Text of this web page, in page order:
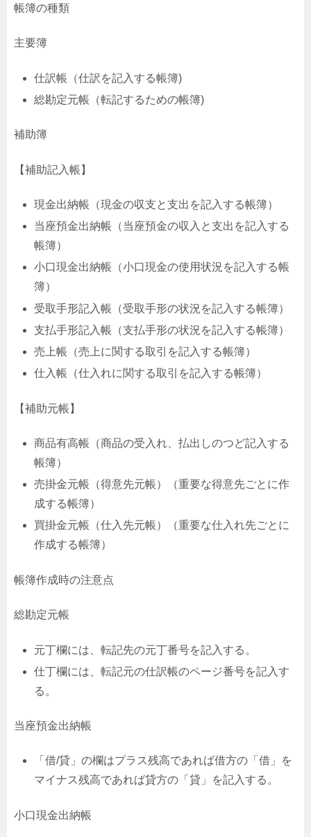
帳簿の種類
主要簿
仕訳帳（仕訳を記入する帳簿)
総勘定元帳（転記するための帳簿)
補助簿
【補助記入帳】
現金出納帳（現金の収支と支出を記入する帳簿）
当座預金出納帳（当座預金の収入と支出を記入する
帳簿）
小口現金出納帳（小口現金の使用状況を記入する帳
簿）
受取手形記入帳（受取手形の状況を記入する帳簿）
支払手形記入帳（支払手形の状況を記入する帳簿）
売上帳（売上に関する取引を記入する帳簿）
仕入帳（仕入れに関する取引を記入する帳簿）
【補助元帳】
商品有高帳（商品の受入れ、払出しのつど記入する
帳簿）
売掛金元帳（得意先元帳）（重要な得意先ごとに作
成する帳簿）
買掛金元帳（仕入先元帳）（重要な仕入れ先ごとに
作成する帳簿）
帳簿作成時の注意点
総勘定元帳
元丁欄には、転記先の元丁番号を記入する。
仕丁欄には、転記元の仕訳帳のページ番号を記入す
る。
当座預金出納帳
「借/貸」の欄はプラス残高であれば借方の「借」を
マイナス残高であれば貸方の「貸」を記入する。
小口現金出納帳